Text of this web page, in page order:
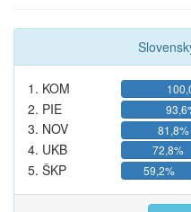
1. KOM
2. PIE
3. NOV
81,8%
4. UKB
72,8%
5. ŠKP
59,2%